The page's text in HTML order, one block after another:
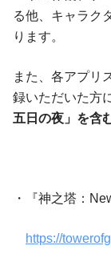
る他、キャラク
ります。
また、各アプリ
録いただいた方
五日の夜」を含
・『神之塔：
https://